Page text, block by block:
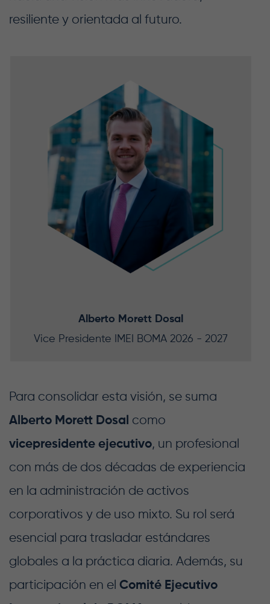
resiliente y orientada al futuro.
Alberto Morett Dosal
Vice Presidente IMEI BOMA 2026 - 2027
Para consolidar esta visión, se suma
Alberto Morett Dosal como
vicepresidente ejecutivo, un profesional
con más de dos décadas de experiencia
en la administración de activos
corporativos y de uso mixto. Su rol será
esencial para trasladar estándares
globales a la práctica diaria. Además, su
participación en el Comité Ejecutivo